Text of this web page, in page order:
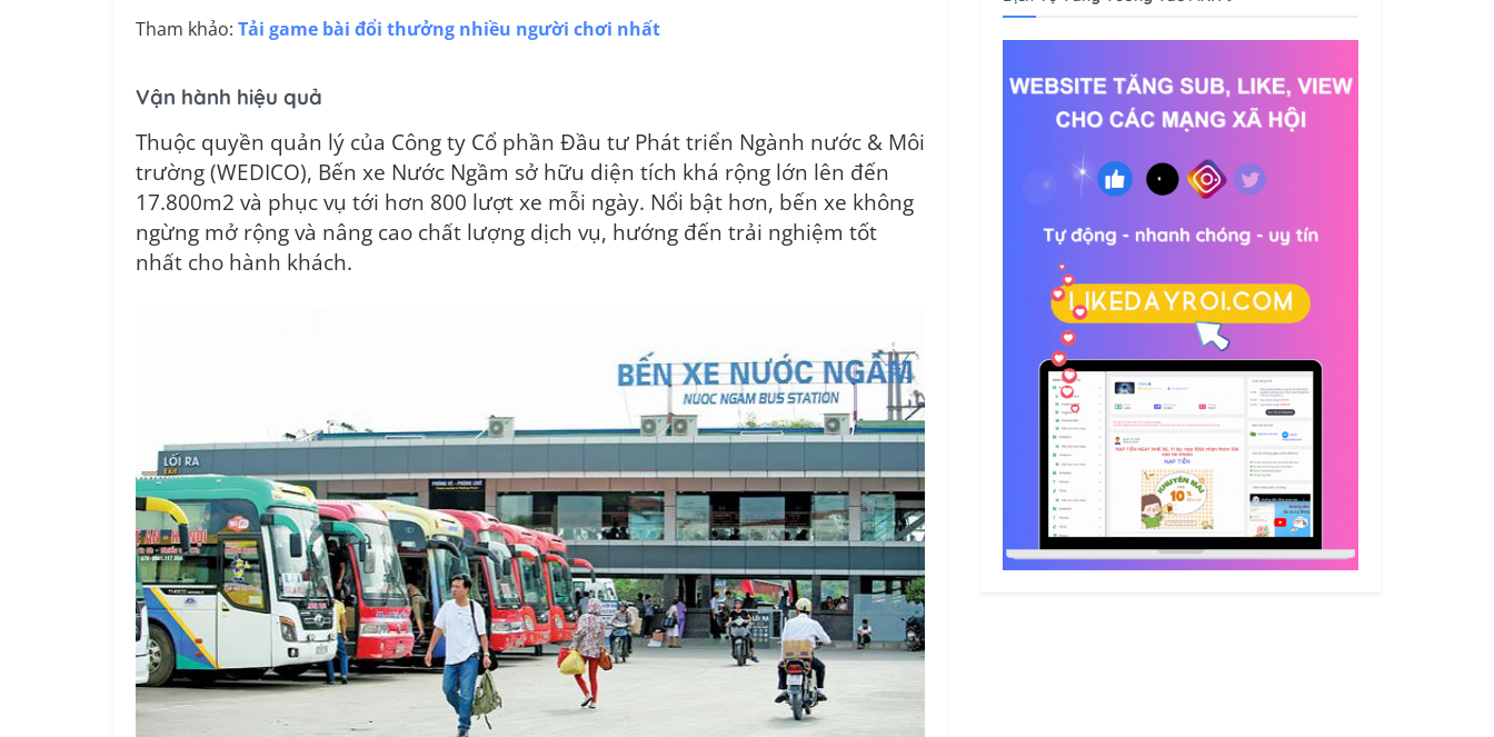
Tham khảo: Tải game bài đổi thưởng nhiều người chơi nhất
Vận hành hiệu quả
Thuộc quyền quản lý của Công ty Cổ phần Đầu tư Phát triển Ngành nước & Môi
trường (WEDICO), Bến xe Nước Ngầm sở hữu diện tích khá rộng lớn lên đến
17.800m2 và phục vụ tới hơn 800 lượt xe mỗi ngày. Nổi bật hơn, bến xe không
ngừng mở rộng và nâng cao chất lượng dịch vụ, hướng đến trải nghiệm tốt
nhất cho hành khách.